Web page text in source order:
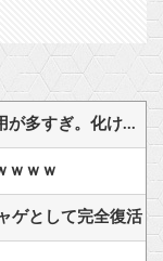
【画像】地獄の釜の蓋が開く←これの誤用が多すぎ。化け物が沢山出てくるイメージ持ってる奴間違ってるぞ
ｗｗｗ
ゲとして完全復活